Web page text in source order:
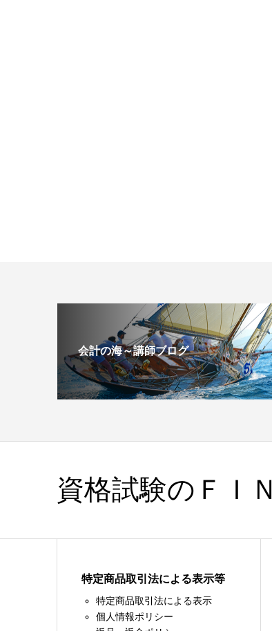
会計の海～講師ブログ
資格試験のＦＩＮ
特定商品取引法による表示等
特定商品取引法による表示
個人情報ポリシー